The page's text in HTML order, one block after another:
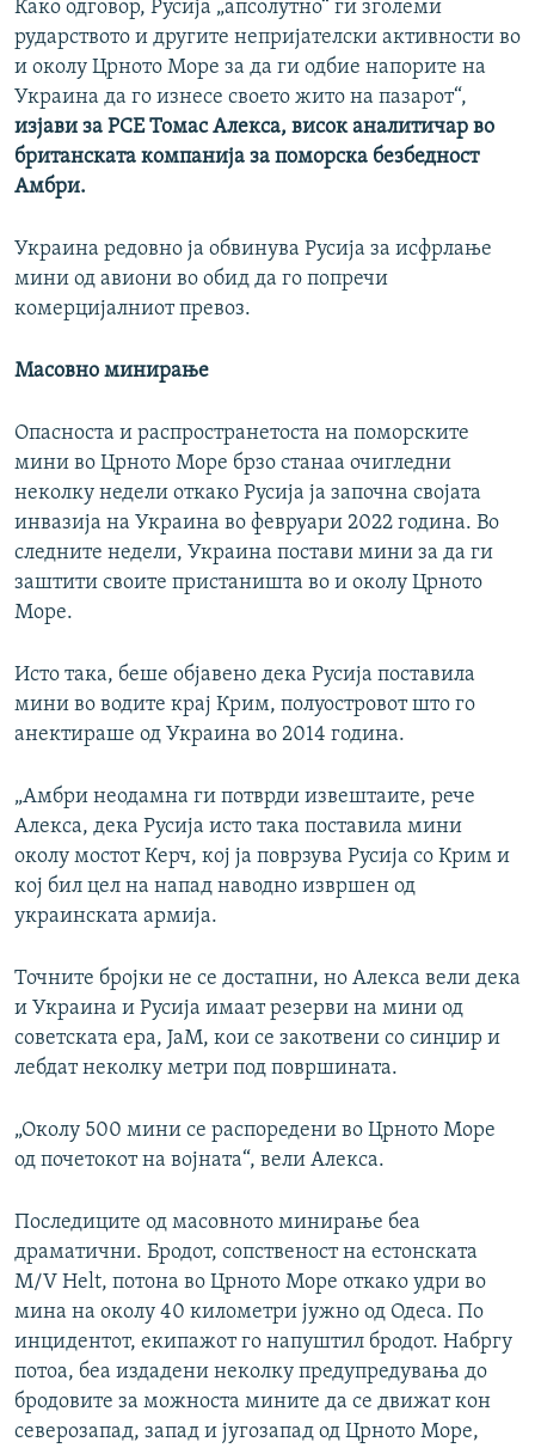
Како одговор, Русија „апсолутно“ ги зголеми
рударството и другите непријателски активности во
и околу Црното Море за да ги одбие напорите на
Украина да го изнесе своето жито на пазарот“,
изјави за РСЕ Томас Алекса, висок аналитичар во
британската компанија за поморска безбедност
Амбри.
Украина редовно ја обвинува Русија за исфрлање
мини од авиони во обид да го попречи
комерцијалниот превоз.
Масовно минирање
Опасноста и распространетоста на поморските
мини во Црното Море брзо станаа очигледни
неколку недели откако Русија ја започна својата
инвазија на Украина во февруари 2022 година. Во
следните недели, Украина постави мини за да ги
заштити своите пристаништа во и околу Црното
Море.
Исто така, беше објавено дека Русија поставила
мини во водите крај Крим, полуостровот што го
анектираше од Украина во 2014 година.
„Амбри неодамна ги потврди извештаите, рече
Алекса, дека Русија исто така поставила мини
околу мостот Керч, кој ја поврзува Русија со Крим и
кој бил цел на напад наводно извршен од
украинската армија.
Точните бројки не се достапни, но Алекса вели дека
и Украина и Русија имаат резерви на мини од
советската ера, ЈаМ, кои се закотвени со синџир и
лебдат неколку метри под површината.
„Околу 500 мини се распоредени во Црното Море
од почетокот на војната“, вели Алекса.
Последиците од масовното минирање беа
драматични. Бродот, сопственост на естонската
M/V Helt, потона во Црното Море откако удри во
мина на околу 40 километри јужно од Одеса. По
инцидентот, екипажот го напуштил бродот. Набргу
потоа, беа издадени неколку предупредувања до
бродовите за можноста мините да се движат кон
северозапад, запад и југозапад од Црното Море,